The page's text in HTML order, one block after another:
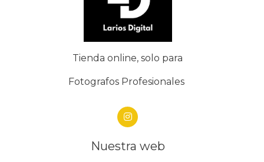
Tienda online, solo para
Fotografos Profesionales
Nuestra web